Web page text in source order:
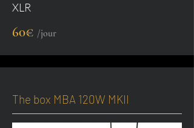
XLR
60€ /jour
The box MBA 120W MKII